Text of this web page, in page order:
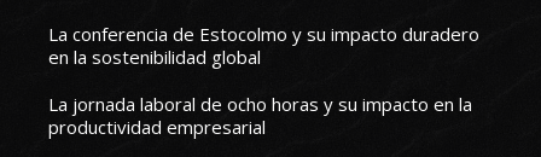
La conferencia de Estocolmo y su impacto duradero
en la sostenibilidad global
La jornada laboral de ocho horas y su impacto en la
productividad empresarial